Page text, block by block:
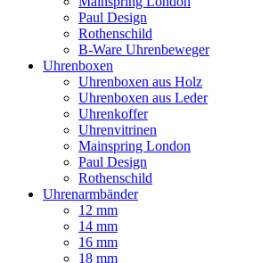
Paul Design
Rothenschild
B-Ware Uhrenbeweger
Uhrenboxen
Uhrenboxen aus Holz
Uhrenboxen aus Leder
Uhrenkoffer
Uhrenvitrinen
Mainspring London
Paul Design
Rothenschild
Uhrenarmbänder
12 mm
14 mm
16 mm
18 mm